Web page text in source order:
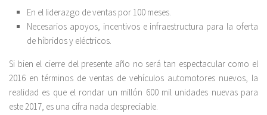
En el liderazgo de ventas por 100 meses.
Necesarios apoyos, incentivos e infraestructura para la oferta
de híbridos y eléctricos.
Si bien el cierre del presente año no será tan espectacular como el
2016 en términos de ventas de vehículos automotores nuevos, la
realidad es que el rondar un millón 600 mil unidades nuevas para
este 2017, es una cifra nada despreciable.